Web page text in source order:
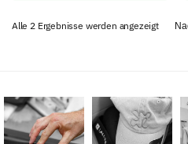
Alle 2 Ergebnisse werden angezeigt